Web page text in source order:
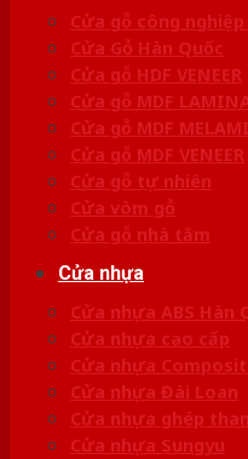
Cửa gỗ công nghiệp
Cửa Gỗ Hàn Quốc
Cửa gỗ HDF VENEER
Cửa gỗ MDF
Cửa gỗ MDF
Cửa gỗ MDF VENEER
Cửa gỗ tự nhiên
Cửa vòm gỗ
Cửa gỗ nhà tắm
Cửa nhựa
Cửa nhựa ABS Hàn
Cửa nhựa cao cấp
Cửa nhựa
Cửa nhựa Đài Loan
Cửa nhựa ghép
Cửa nhựa Sungyu